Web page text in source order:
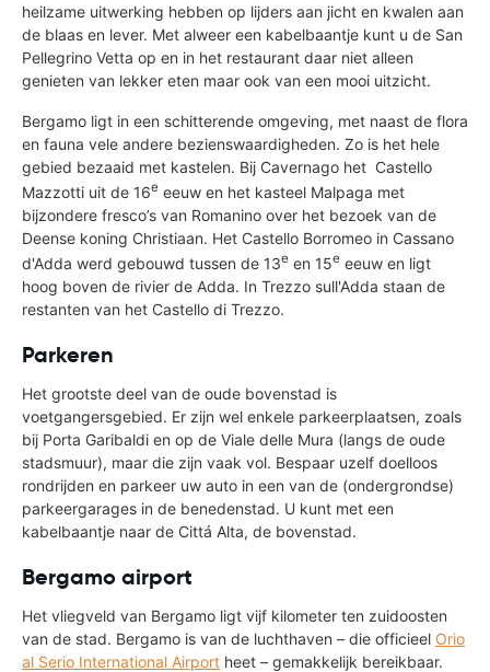
heilzame uitwerking hebben op lijders aan jicht en kwalen aan
de blaas en lever. Met alweer een kabelbaantje kunt u de San
Pellegrino Vetta op en in het restaurant daar niet alleen
genieten van lekker eten maar ook van een mooi uitzicht.
Bergamo ligt in een schitterende omgeving, met naast de flora
en fauna vele andere bezienswaardigheden. Zo is het hele
gebied bezaaid met kastelen. Bij Cavernago het Castello
Mazzotti uit de 16e eeuw en het kasteel Malpaga met
bijzondere fresco’s van Romanino over het bezoek van de
Deense koning Christiaan. Het Castello Borromeo in Cassano
d'Adda werd gebouwd tussen de 13e en 15e eeuw en ligt
hoog boven de rivier de Adda. In Trezzo sull'Adda staan de
restanten van het Castello di Trezzo.
Parkeren
Het grootste deel van de oude bovenstad is
voetgangersgebied. Er zijn wel enkele parkeerplaatsen, zoals
bij Porta Garibaldi en op de Viale delle Mura (langs de oude
stadsmuur), maar die zijn vaak vol. Bespaar uzelf doelloos
rondrijden en parkeer uw auto in een van de (ondergrondse)
parkeergarages in de benedenstad. U kunt met een
kabelbaantje naar de Cittá Alta, de bovenstad.
Bergamo airport
Het vliegveld van Bergamo ligt vijf kilometer ten zuidoosten
van de stad. Bergamo is van de luchthaven – die officieel Orio
al Serio International Airport heet – gemakkelijk bereikbaar.